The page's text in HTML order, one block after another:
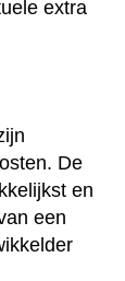
extra
De
en
een